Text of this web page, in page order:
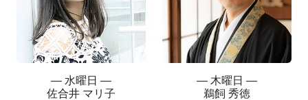
― 水曜日 ―
佐合井 マリ子
― 木曜日 ―
鵜飼 秀徳